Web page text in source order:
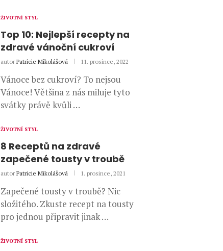
ŽIVOTNÍ STYL
Top 10: Nejlepší recepty na
zdravé vánoční cukroví
autor Patricie Mikolášová 11. prosince, 2022
Vánoce bez cukroví? To nejsou
Vánoce! Většina z nás miluje tyto
svátky právě kvůli …
ŽIVOTNÍ STYL
8 Receptů na zdravé
zapečené tousty v troubě
autor Patricie Mikolášová 1. prosince, 2021
Zapečené tousty v troubě? Nic
složitého. Zkuste recept na tousty
pro jednou připravit jinak …
ŽIVOTNÍ STYL